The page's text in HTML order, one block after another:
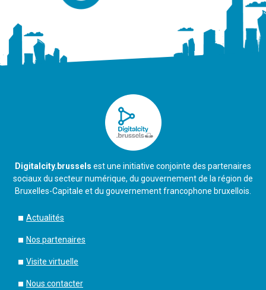
Digitalcity.brussels est une initiative conjointe des partenaires
sociaux du secteur numérique, du gouvernement de la région de
Bruxelles-Capitale et du gouvernement francophone bruxellois.
Actualités
Nos partenaires
Visite virtuelle
Nous contacter